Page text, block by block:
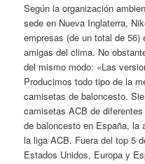
Según la organización
sede en Nueva Inglaterra,
empresas (de un total de 56)
amigas del clima. No
del mismo modo: «Las
Producimos todo tipo de la
camisetas de baloncesto.
camisetas ACB de
de baloncesto en España, la
la liga ACB. Fuera del top 5
Estados Unidos, Europa y